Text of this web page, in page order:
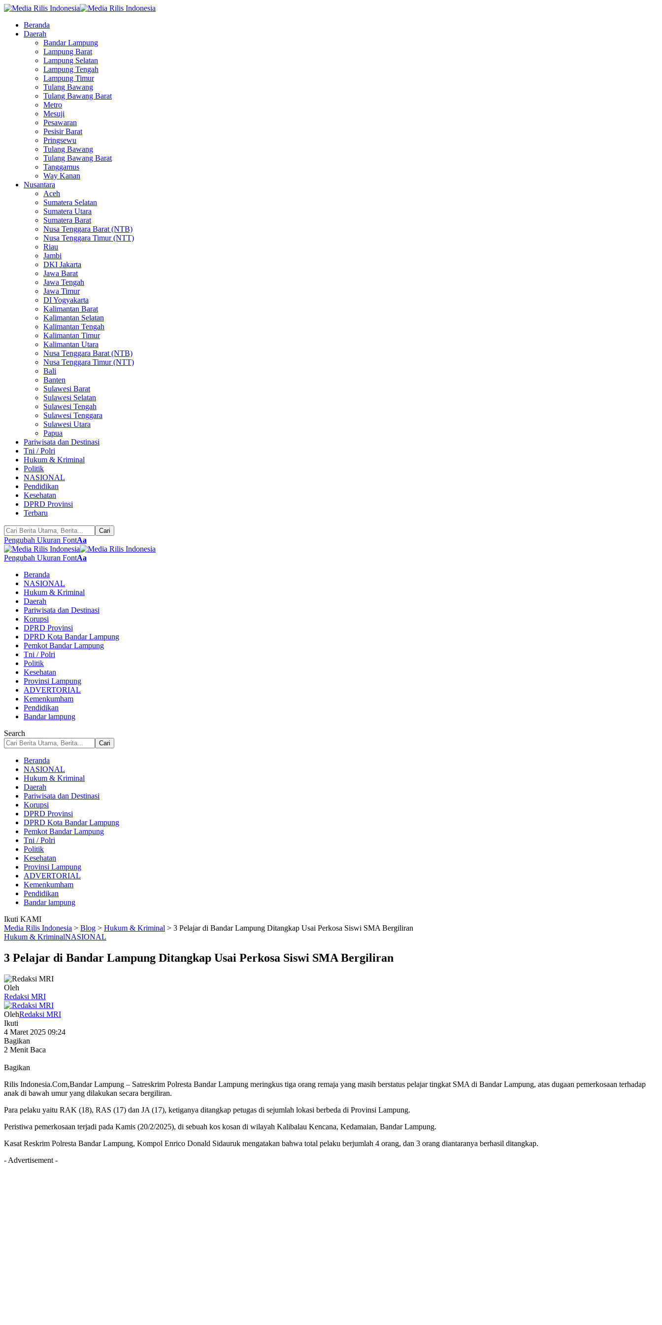
Beranda
Daerah
Bandar Lampung
Lampung Barat
Lampung Selatan
Lampung Tengah
Lampung Timur
Tulang Bawang
Tulang Bawang Barat
Metro
Mesuji
Pesawaran
Pesisir Barat
Pringsewu
Tulang Bawang
Tulang Bawang Barat
Tanggamus
Way Kanan
Nusantara
Aceh
Sumatera Selatan
Sumatera Utara
Sumatera Barat
Nusa Tenggara Barat (NTB)
Nusa Tenggara Timur (NTT)
Riau
Jambi
DKI Jakarta
Jawa Barat
Jawa Tengah
Jawa Timur
DI Yogyakarta
Kalimantan Barat
Kalimantan Selatan
Kalimantan Tengah
Kalimantan Timur
Kalimantan Utara
Nusa Tenggara Barat (NTB)
Nusa Tenggara Timur (NTT)
Bali
Banten
Sulawesi Barat
Sulawesi Selatan
Sulawesi Tengah
Sulawesi Tenggara
Sulawesi Utara
Papua
Pariwisata dan Destinasi
Tni / Polri
Hukum & Kriminal
Politik
NASIONAL
Pendidikan
Kesehatan
DPRD Provinsi
Terbaru
Pengubah Ukuran FontAa
Pengubah Ukuran FontAa
Beranda
NASIONAL
Hukum & Kriminal
Daerah
Pariwisata dan Destinasi
Korupsi
DPRD Provinsi
DPRD Kota Bandar Lampung
Pemkot Bandar Lampung
Tni / Polri
Politik
Kesehatan
Provinsi Lampung
ADVERTORIAL
Kemenkumham
Pendidikan
Bandar lampung
Search
Beranda
NASIONAL
Hukum & Kriminal
Daerah
Pariwisata dan Destinasi
Korupsi
DPRD Provinsi
DPRD Kota Bandar Lampung
Pemkot Bandar Lampung
Tni / Polri
Politik
Kesehatan
Provinsi Lampung
ADVERTORIAL
Kemenkumham
Pendidikan
Bandar lampung
Ikuti KAMI
Media Rilis Indonesia > Blog > Hukum & Kriminal > 3 Pelajar di Bandar Lampung Ditangkap Usai Perkosa Siswi SMA Bergiliran
Hukum & KriminalNASIONAL
3 Pelajar di Bandar Lampung Ditangkap Usai Perkosa Siswi SMA Bergiliran
Oleh
Redaksi MRI
OlehRedaksi MRI
Ikuti
4 Maret 2025 09:24
Bagikan
2 Menit Baca
Bagikan
Rilis Indonesia.Com,Bandar Lampung – Satreskrim Polresta Bandar Lampung meringkus tiga orang remaja yang masih berstatus pelajar tingkat SMA di Bandar Lampung, atas dugaan pemerkosaan terhadap
anak di bawah umur yang dilakukan secara bergiliran.
Para pelaku yaitu RAK (18), RAS (17) dan JA (17), ketiganya ditangkap petugas di sejumlah lokasi berbeda di Provinsi Lampung.
Peristiwa pemerkosaan terjadi pada Kamis (20/2/2025), di sebuah kos kosan di wilayah Kalibalau Kencana, Kedamaian, Bandar Lampung.
Kasat Reskrim Polresta Bandar Lampung, Kompol Enrico Donald Sidauruk mengatakan bahwa total pelaku berjumlah 4 orang, dan 3 orang diantaranya berhasil ditangkap.
- Advertisement -